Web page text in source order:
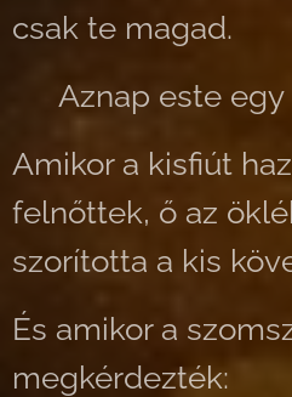
csak te magad.
🌙 Aznap este
Amikor a kisfiút
felnőttek, ő az
szorította a kis
És amikor a
megkérdezték: